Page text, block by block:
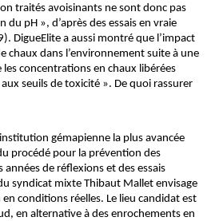
traités avoisinants ne sont donc pas
pH », d’après des essais en vraie
DigueElite a aussi montré que l’impact
chaux dans l’environnement suite à une
concentrations en chaux libérées
seuils de toxicité ». De quoi rassurer
gémapienne la plus avancée
procédé pour la prévention des
de réflexions et des essais
syndicat mixte Thibaut Mallet envisage
conditions réelles. Le lieu candidat est
en alternative à des enrochements en